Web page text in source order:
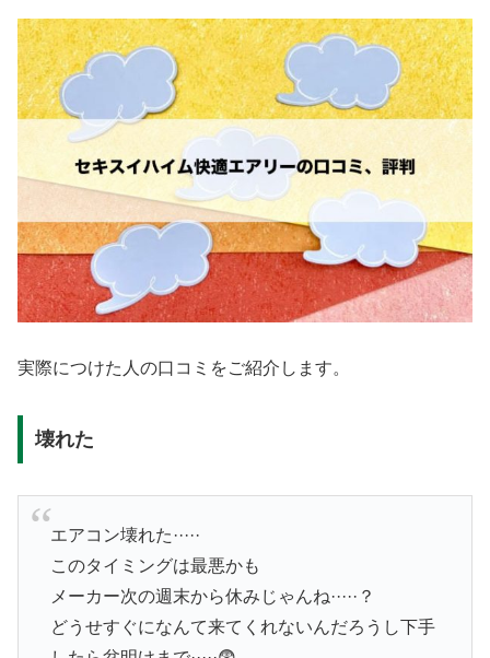
実際につけた人の口コミをご紹介します。
壊れた
エアコン壊れた·····
このタイミングは最悪かも
メーカー次の週末から休みじゃんね·····？
どうせすぐになんて来てくれないんだろうし下手